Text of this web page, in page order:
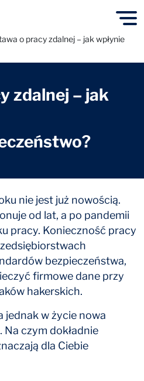
o pracy zdalnej – jak wpłynie
zdalnej – jak
nie jest już nowością.
od lat, a po pandemii
pracy. Konieczność pracy
bezpieczeństwa,
firmowe dane przy
hakerskich.
jednak w życie nowa
Na czym dokładnie
dla Ciebie